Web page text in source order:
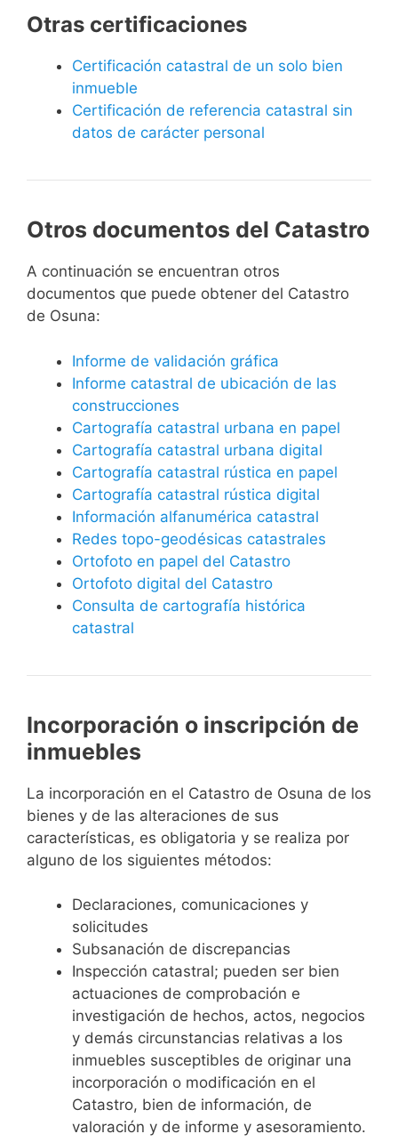
Otras certificaciones
Certificación catastral de un solo bien
inmueble
Certificación de referencia catastral sin
datos de carácter personal
Otros documentos del Catastro
A continuación se encuentran otros
documentos que puede obtener del Catastro
de Osuna:
Informe de validación gráfica
Informe catastral de ubicación de las
construcciones
Cartografía catastral urbana en papel
Cartografía catastral urbana digital
Cartografía catastral rústica en papel
Cartografía catastral rústica digital
Información alfanumérica catastral
Redes topo-geodésicas catastrales
Ortofoto en papel del Catastro
Ortofoto digital del Catastro
Consulta de cartografía histórica
catastral
Incorporación o inscripción de
inmuebles
La incorporación en el Catastro de Osuna de los
bienes y de las alteraciones de sus
características, es obligatoria y se realiza por
alguno de los siguientes métodos:
Declaraciones, comunicaciones y
solicitudes
Subsanación de discrepancias
Inspección catastral; pueden ser bien
actuaciones de comprobación e
investigación de hechos, actos, negocios
y demás circunstancias relativas a los
inmuebles susceptibles de originar una
incorporación o modificación en el
Catastro, bien de información, de
valoración y de informe y asesoramiento.